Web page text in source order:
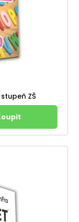
stupeň ZŠ